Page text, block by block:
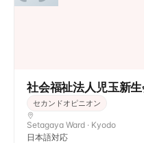
社会福祉法人児玉新
セカンドオピニオン
Setagaya Ward · Kyodo
日本語対応